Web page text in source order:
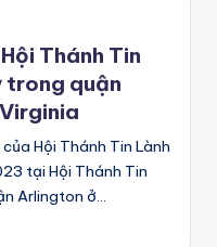
Thánh Tin
trong quận
Hội Thánh Tin Lành
tại Hội Thánh Tin
Arlington ở…